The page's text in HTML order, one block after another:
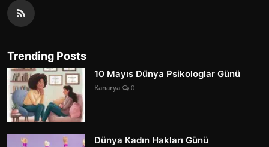
Trending Posts
10 Mayıs Dünya Psikologlar Günü
Kanarya 0
Dünya Kadın Hakları Günü